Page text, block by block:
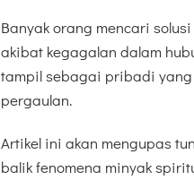
Banyak orang mencari
akibat kegagalan dalam
tampil sebagai pribadi
pergaulan.
Artikel ini akan mengupas
balik fenomena minyak